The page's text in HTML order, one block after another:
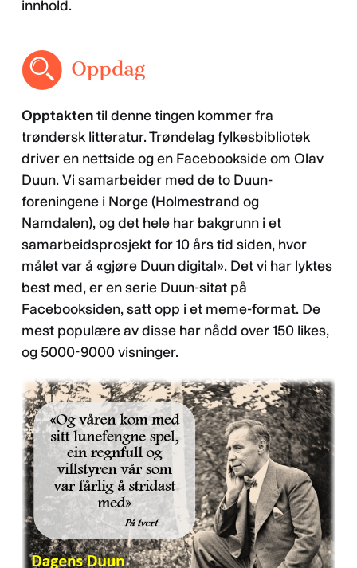
innhold.
Opptaktentil denne tingen kommer fra
trøndersk litteratur. Trøndelag fylkesbibliotek
driver en nettside og en Facebookside om Olav
Duun. Vi samarbeider med de to Duun-
foreningene i Norge (Holmestrand og
Namdalen), og det hele har bakgrunn i et
samarbeidsprosjekt for 10 års tid siden, hvor
målet var å «gjøre Duun digital». Det vi har lyktes
best med, er en serie Duun-sitat på
Facebooksiden, satt opp i et meme-format. De
mest populære av disse har nådd over 150 likes,
og 5000-9000 visninger.